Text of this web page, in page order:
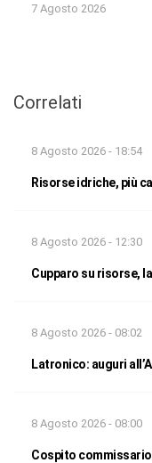
7 Agosto 2026
Correlati
8 Agosto 2026 - 18:54
Risorse idriche, più
8 Agosto 2026 - 12:30
Cupparo su risorse,
8 Agosto 2026 - 08:02
Latronico: auguri
8 Agosto 2026 - 08:00
Cospito